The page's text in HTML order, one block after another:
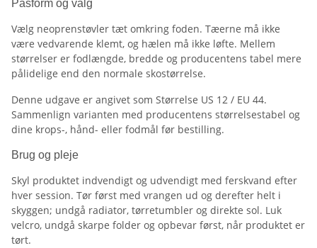
Pasform og valg
Vælg neoprenstøvler tæt omkring foden. Tæerne må ikke
være vedvarende klemt, og hælen må ikke løfte. Mellem
størrelser er fodlængde, bredde og producentens tabel mere
pålidelige end den normale skostørrelse.
Denne udgave er angivet som Størrelse US 12 / EU 44.
Sammenlign varianten med producentens størrelsestabel og
dine krops-, hånd- eller fodmål før bestilling.
Brug og pleje
Skyl produktet indvendigt og udvendigt med ferskvand efter
hver session. Tør først med vrangen ud og derefter helt i
skyggen; undgå radiator, tørretumbler og direkte sol. Luk
velcro, undgå skarpe folder og opbevar først, når produktet er
tørt.